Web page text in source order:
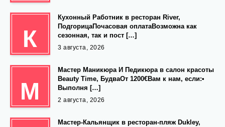
К
Кухонный Работник в ресторан River,
ПодгорицаПочасовая оплатаВозможна как
сезонная, так и пост […]
3 августа, 2026
М
Мастер Маникюра И Педикюра в салон красоты
Beauty Time, БудваОт 1200€Вам к нам, если:•
Выполня […]
2 августа, 2026
Мастер-Кальянщик в ресторан-пляж Dukley,